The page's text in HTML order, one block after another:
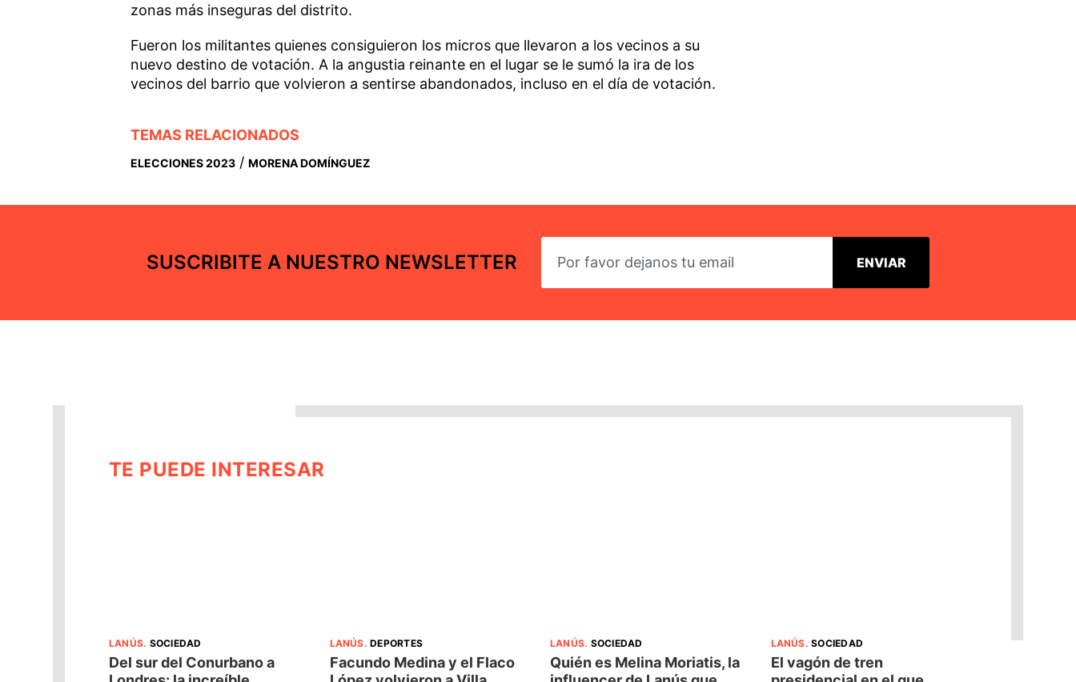
zonas más inseguras del distrito.
Fueron los militantes quienes consiguieron los micros que llevaron a los vecinos a su
nuevo destino de votación. A la angustia reinante en el lugar se le sumó la ira de los
vecinos del barrio que volvieron a sentirse abandonados, incluso en el día de votación.
TEMAS RELACIONADOS
ELECCIONES 2023/ MORENA DOMÍNGUEZ
SUSCRIBITE A NUESTRO NEWSLETTER
TE PUEDE INTERESAR
LANÚS. SOCIEDAD
Del sur del Conurbano a
LANÚS.DEPORTES
Facundo Medina y el Flaco
LANÚS. SOCIEDAD
Quién es Melina Moriatis, la
LANÚS.SOCIEDAD
El vagón de tren